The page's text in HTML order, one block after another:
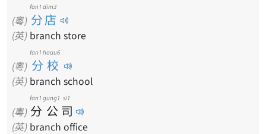
(粵) 分店
fan1 dim3
(英) branch store
(粵) 分校
fan1 haau6
(英) branch school
(粵) 分
fan1
公
gung1
司
si1
(英) branch office